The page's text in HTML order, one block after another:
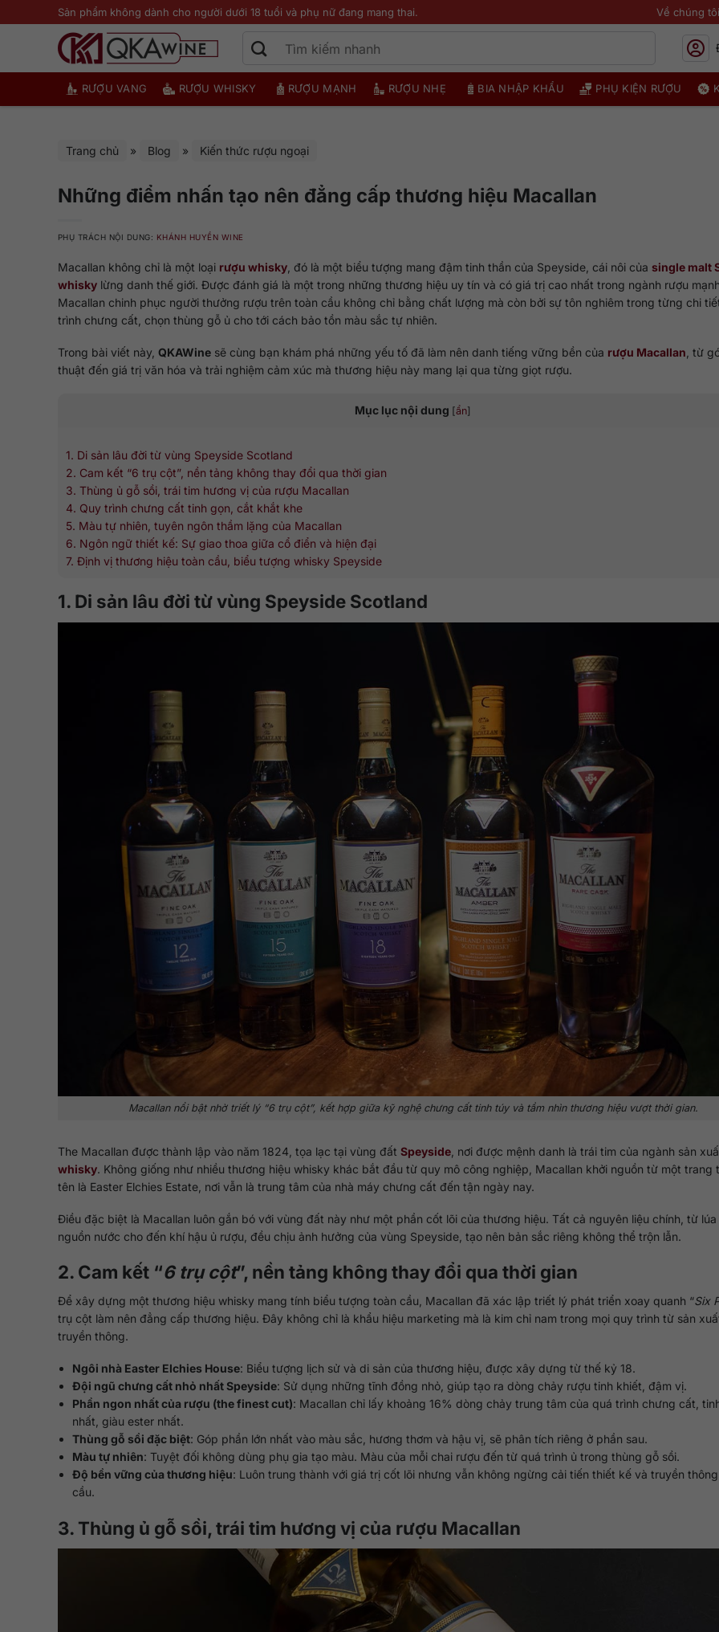
qua
Sản phẩm không dành cho người dưới 18 tuổi và phụ nữ đang mang thai. Về chúng tôi
RƯỢU VANG RƯỢU WHISKY RƯỢU MẠNH RƯỢU NHẸ BIA NHẬP KHẨU PHỤ KIỆN RƯỢU
Trang chủ » Blog » Kiến thức rượu ngoại
Những điểm nhấn tạo nên đẳng cấp thương hiệu Macallan
PHỤ TRÁCH NỘI DUNG: KHÁNH HUYỀN WINE
Macallan không chỉ là một loại rượu whisky , đó là một biểu tượng mang đậm tinh thần của Speyside, cái nôi của single malt
whisky lừng danh thế giới. Được đánh giá là một trong những thương hiệu uy tín và có giá trị cao nhất trong ngành rượu
Macallan chinh phục người thưởng rượu trên toàn cầu không chỉ bằng chất lượng mà còn bởi sự tôn nghiêm trong từng chi
trình chưng cất, chọn thùng gỗ ủ cho tới cách bảo tồn màu sắc tự nhiên.
Trong bài viết này, QKAWine sẽ cùng bạn khám phá những yếu tố đã làm nên danh tiếng vững bền của rượu Macallan , từ
thuật đến giá trị văn hóa và trải nghiệm cảm xúc mà thương hiệu này mang lại qua từng giọt rượu.
Mục lục nội dung [ẩn]
1. Di sản lâu đời từ vùng Speyside Scotland
2. Cam kết “6 trụ cột”, nền tảng không thay đổi qua thời gian
3. Thùng ủ gỗ sồi, trái tim hương vị của rượu Macallan
4. Quy trình chưng cất tinh gọn, cắt khắt khe
5. Màu tự nhiên, tuyên ngôn thầm lặng của Macallan
6. Ngôn ngữ thiết kế: Sự giao thoa giữa cổ điển và hiện đại
7. Định vị thương hiệu toàn cầu, biểu tượng whisky Speyside
1. Di sản lâu đời từ vùng Speyside Scotland
Macallan nổi bật nhờ triết lý “6 trụ cột”, kết hợp giữa kỹ nghệ chưng cất tinh túy và tầm nhìn thương hiệu vượt thời gian.
The Macallan được thành lập vào năm 1824, tọa lạc tại vùng đất Speyside , nơi được mệnh danh là trái tim của ngành sản
whisky. Không giống như nhiều thương hiệu whisky khác bắt đầu từ quy mô công nghiệp, Macallan khởi nguồn từ một trang
tên là Easter Elchies Estate, nơi vẫn là trung tâm của nhà máy chưng cất đến tận ngày nay.
Điều đặc biệt là Macallan luôn gắn bó với vùng đất này như một phần cốt lõi của thương hiệu. Tất cả nguyên liệu chính, từ lúa
nguồn nước cho đến khí hậu ủ rượu, đều chịu ảnh hưởng của vùng Speyside, tạo nên bản sắc riêng không thể trộn lẫn.
2. Cam kết “6 trụ cột”, nền tảng không thay đổi qua thời gian
Để xây dựng một thương hiệu whisky mang tính biểu tượng toàn cầu, Macallan đã xác lập triết lý phát triển xoay quanh “Six
trụ cột làm nên đẳng cấp thương hiệu. Đây không chỉ là khẩu hiệu marketing mà là kim chỉ nam trong mọi quy trình từ sản
truyền thông.
Ngôi nhà Easter Elchies House: Biểu tượng lịch sử và di sản của thương hiệu, được xây dựng từ thế kỷ 18.
Đội ngũ chưng cất nhỏ nhất Speyside: Sử dụng những tĩnh đồng nhỏ, giúp tạo ra dòng chảy rượu tinh khiết, đậm vị.
Phần ngon nhất của rượu (the finest cut): Macallan chỉ lấy khoảng 16% dòng chảy trung tâm của quá trình chưng cất,
nhất, giàu ester nhất.
Thùng gỗ sồi đặc biệt: Góp phần lớn nhất vào màu sắc, hương thơm và hậu vị, sẽ phân tích riêng ở phần sau.
Màu tự nhiên: Tuyệt đối không dùng phụ gia tạo màu. Màu của mỗi chai rượu đến từ quá trình ủ trong thùng gỗ sồi.
Độ bền vững của thương hiệu: Luôn trung thành với giá trị cốt lõi nhưng vẫn không ngừng cải tiến thiết kế và truyền
cầu.
3. Thùng ủ gỗ sồi, trái tim hương vị của rượu Macallan